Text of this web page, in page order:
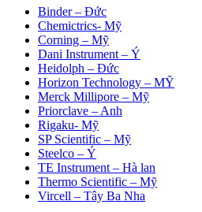
Binder – Đức
Chemictrics- Mỹ
Corning – Mỹ
Dani Instrument – Ý
Heidolph – Đức
Horizon Technology – MỸ
Merck Millipore – Mỹ
Priorclave – Anh
Rigaku- Mỹ
SP Scientific – Mỹ
Steelco – Ý
TE Instrument – Hà lan
Thermo Scientific – Mỹ
Vircell – Tây Ba Nha